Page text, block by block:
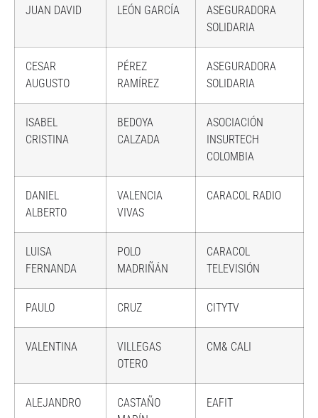
JUAN DAVID LEÓN GARCÍA
ASEGURADORA
SOLIDARIA
CESAR
AUGUSTO
PÉREZ
RAMÍREZ
ASEGURADORA
SOLIDARIA
ISABEL
CRISTINA
BEDOYA
CALZADA
ASOCIACIÓN
INSURTECH
COLOMBIA
DANIEL
ALBERTO
VALENCIA
VIVAS
CARACOL RADIO
LUISA
FERNANDA
POLO
MADRIÑÁN
CARACOL
TELEVISIÓN
PAULO CRUZ CITYTV
VALENTINA
VILLEGAS
OTERO
CM& CALI
ALEJANDRO
CASTAÑO
EAFIT